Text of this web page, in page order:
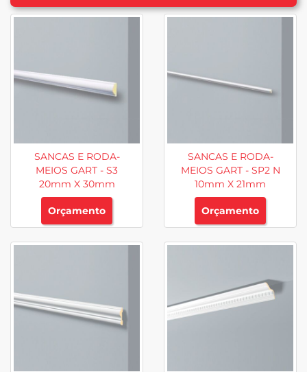
SANCAS E RODA-
MEIOS GART - S3
20mm X 30mm
Orçamento
SANCAS E RODA-
MEIOS GART - SP2 N
10mm X 21mm
Orçamento